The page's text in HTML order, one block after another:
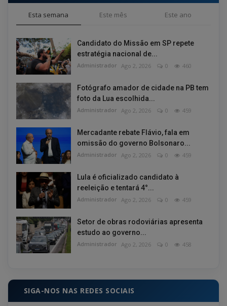
Esta semana Este mês Este ano
Candidato do Missão em SP repete
estratégia nacional de...
Administrador Ago 2, 2026 0 460
Fotógrafo amador de cidade na PB tem
foto da Lua escolhida...
Administrador Ago 2, 2026 0 459
Mercadante rebate Flávio, fala em
omissão do governo Bolsonaro...
Administrador Ago 2, 2026 0 459
Lula é oficializado candidato à
reeleição e tentará 4°...
Administrador Ago 2, 2026 0 459
Setor de obras rodoviárias apresenta
estudo ao governo...
Administrador Ago 2, 2026 0 458
SIGA-NOS NAS REDES SOCIAIS